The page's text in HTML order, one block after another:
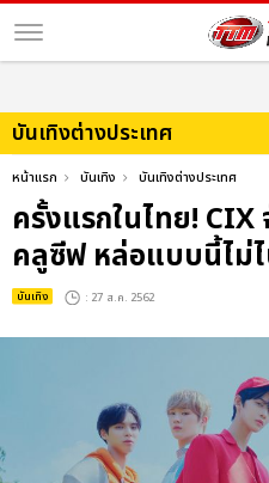
บันเทิงต่างประเทศ
หน้าแรก บันเทิง บันเทิงต่างประเทศ
ครั้งแรกในไทย!
คลูซีฟ หล่อแบบนี้ไม่ไ
บันเทิง : 27 ส.ค. 2562